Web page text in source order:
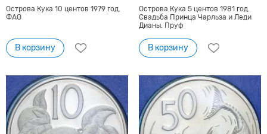
Острова Кука 10 центов 1979 год.
ФАО
В корзину
Острова Кука 5 центов 1981 год.
Свадьба Принца Чарльза и Леди
Дианы. Пруф
В корзину